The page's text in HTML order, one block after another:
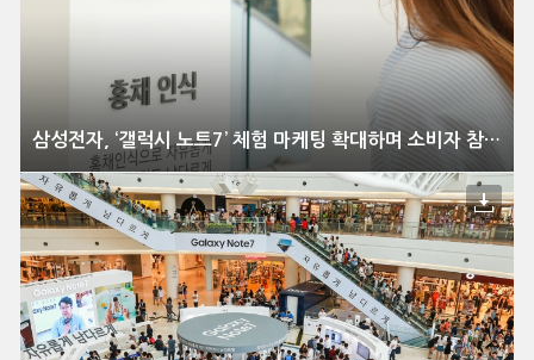
삼성전자, ‘갤럭시 노트7’ 체험 마케팅 확대하며 소비자 참여와 공감 강화